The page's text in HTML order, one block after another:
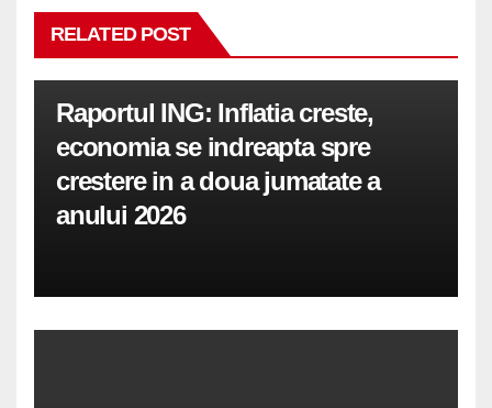
RELATED POST
Raportul ING: Inflatia creste,
economia se indreapta spre
crestere in a doua jumatate a
anului 2026